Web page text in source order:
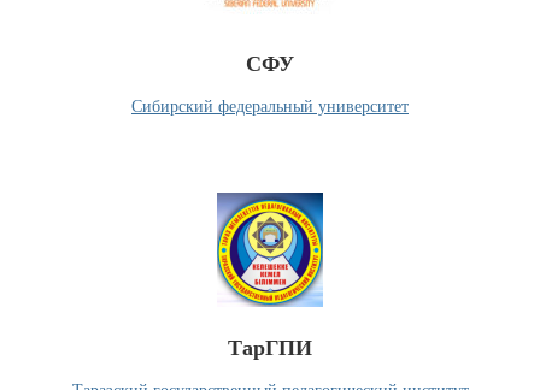
СФУ
Сибирский федеральный университет
ТарГПИ